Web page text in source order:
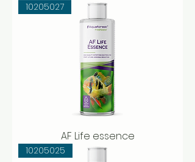
10205027
AF Life essence
10205025